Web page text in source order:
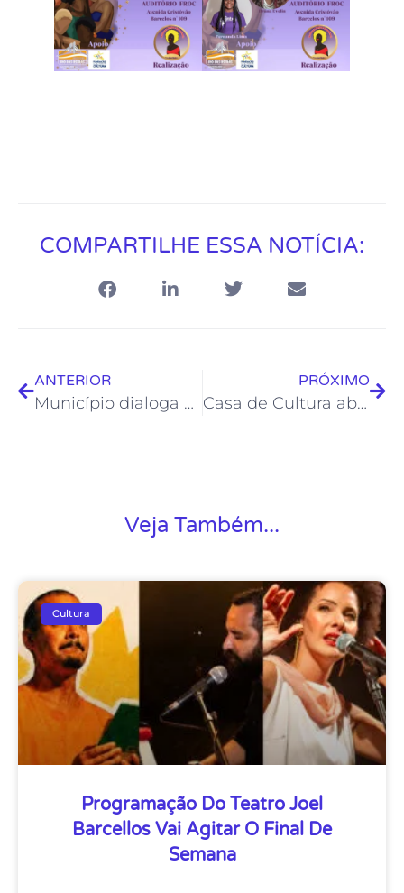
COMPARTILHE ESSA NOTÍCIA:
ANTERIOR
Município dialoga com a Cultura sobre repasse de verbas federais da PNAB
PRÓXIMO
Casa de Cultura abre inscrições para cursos livres que começam em agosto
Veja Também...
Cultura
Programação Do Teatro Joel
Barcellos Vai Agitar O Final De
Semana